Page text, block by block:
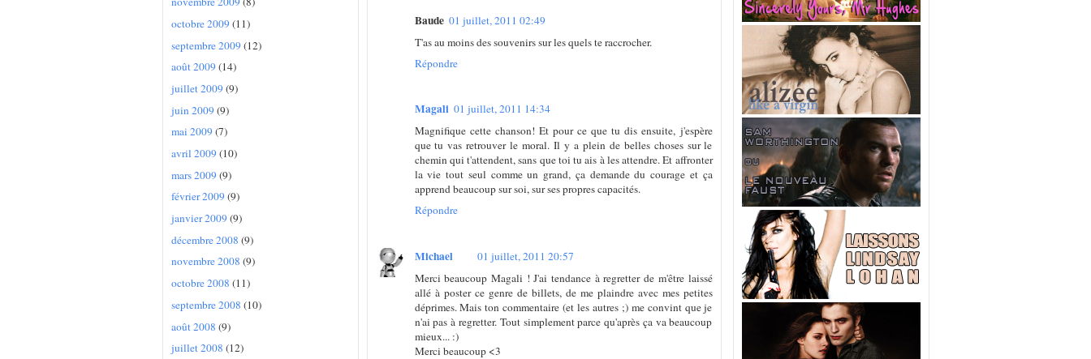
octobre 2009 (11)
septembre 2009 (12)
août 2009 (14)
juillet 2009 (9)
juin 2009 (9)
mai 2009 (7)
avril 2009 (10)
mars 2009 (9)
février 2009 (9)
janvier 2009 (9)
décembre 2008 (9)
novembre 2008 (9)
octobre 2008 (11)
septembre 2008 (10)
août 2008 (9)
juillet 2008 (12)
Baude 01 juillet, 2011 02:49
T'as au moins des souvenirs sur les quels te raccrocher.
Répondre
Magali 01 juillet, 2011 14:34
Magnifique cette chanson! Et pour ce que tu dis ensuite, j'espère
que tu vas retrouver le moral. Il y a plein de belles choses sur le
chemin qui t'attendent, sans que toi tu ais à les attendre. Et affronter
la vie tout seul comme un grand, ça demande du courage et ça
apprend beaucoup sur soi, sur ses propres capacités.
Répondre
Michael
01 juillet, 2011 20:57
Merci beaucoup Magali ! J'ai tendance à regretter de m'être laissé
allé à poster ce genre de billets, de me plaindre avec mes petites
déprimes. Mais ton commentaire (et les autres ;) me convint que je
n'ai pas à regretter. Tout simplement parce qu'après ça va beaucoup
mieux... :)
Merci beaucoup <3